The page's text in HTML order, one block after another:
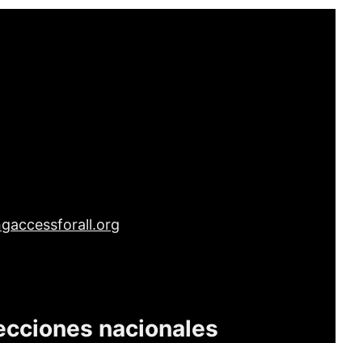
nacionales